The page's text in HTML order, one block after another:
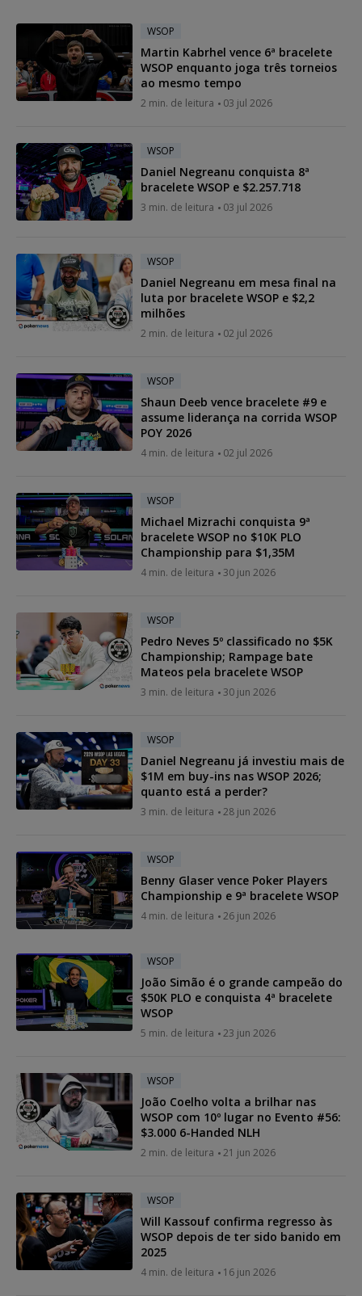
WSOP
Martin Kabrhel vence 6ª bracelete
WSOP enquanto joga três torneios
ao mesmo tempo
2 min. de leitura 03 jul 2026
WSOP
Daniel Negreanu conquista 8ª
bracelete WSOP e $2.257.718
3 min. de leitura 03 jul 2026
WSOP
Daniel Negreanu em mesa final na
luta por bracelete WSOP e $2,2
milhões
2 min. de leitura 02 jul 2026
WSOP
Shaun Deeb vence bracelete #9 e
assume liderança na corrida WSOP
POY 2026
4 min. de leitura 02 jul 2026
WSOP
Michael Mizrachi conquista 9ª
bracelete WSOP no $10K PLO
Championship para $1,35M
4 min. de leitura 30 jun 2026
WSOP
Pedro Neves 5º classificado no $5K
Championship; Rampage bate
Mateos pela bracelete WSOP
3 min. de leitura 30 jun 2026
WSOP
Daniel Negreanu já investiu mais de
$1M em buy-ins nas WSOP 2026;
quanto está a perder?
3 min. de leitura 28 jun 2026
WSOP
Benny Glaser vence Poker Players
Championship e 9ª bracelete WSOP
4 min. de leitura 26 jun 2026
WSOP
João Simão é o grande campeão do
$50K PLO e conquista 4ª bracelete
WSOP
5 min. de leitura 23 jun 2026
WSOP
João Coelho volta a brilhar nas
WSOP com 10º lugar no Evento #56:
$3.000 6-Handed NLH
2 min. de leitura 21 jun 2026
WSOP
Will Kassouf confirma regresso às
WSOP depois de ter sido banido em
2025
4 min. de leitura 16 jun 2026